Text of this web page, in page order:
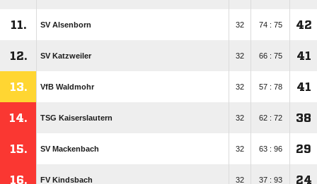
11. SV Alsenborn 32 74 : 75 42
12. SV Katzweiler 32 66 : 75 41
13. VfB Waldmohr 32 57 : 78 41
14. TSG Kaiserslautern 32 62 : 72 38
15. SV Mackenbach 32 63 : 96 29
16. FV Kindsbach 32 37 : 93 24